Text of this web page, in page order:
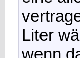
Liter
wenn